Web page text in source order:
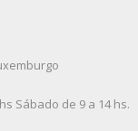
Sábado de 9 a 14 hs.